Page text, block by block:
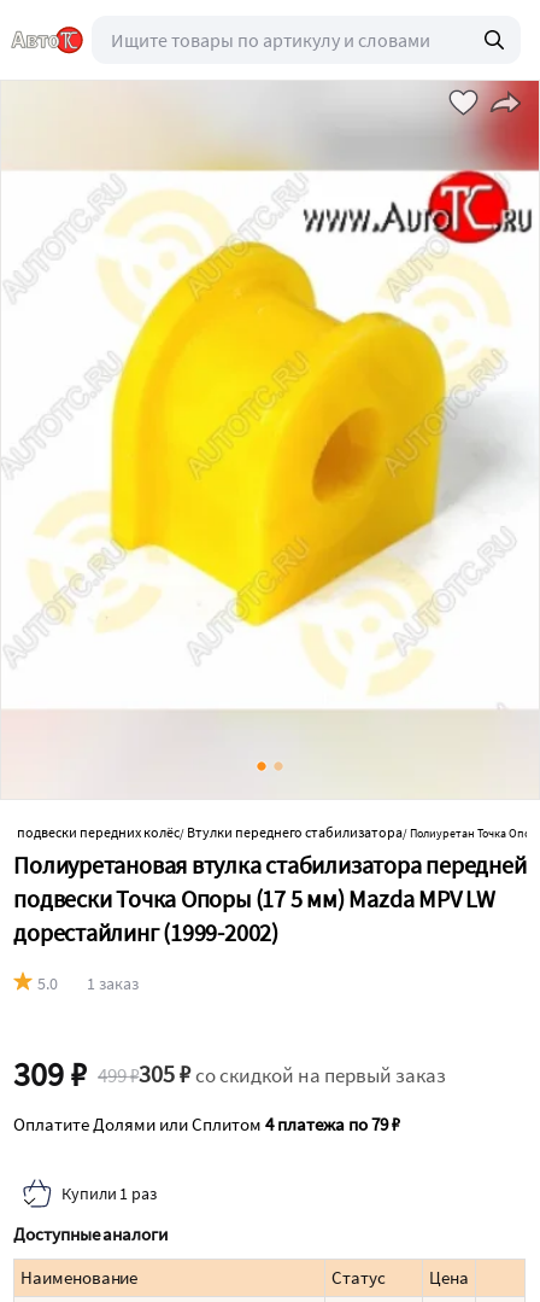
подвески передних колёс/ Втулки переднего стабилизатора/ Полиуретан Точка
Полиуретановая втулка стабилизатора передней
подвески Точка Опоры (17 5 мм) Mazda MPV LW
дорестайлинг (1999-2002)
5.0 1 заказ
309 ₽ 499 ₽305 ₽со скидкой на первый заказ
Оплатите Долями или Сплитом4 платежа по 79 ₽
Купили 1 раз
Доступные аналоги
Наименование
Статус
Цена